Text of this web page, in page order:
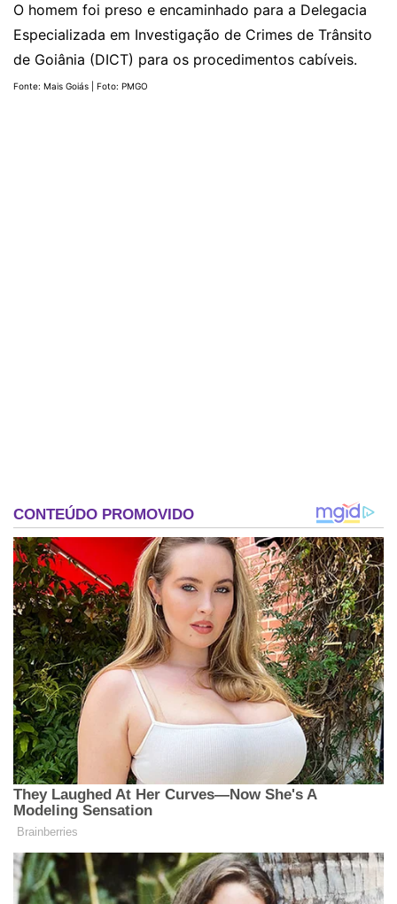
O homem foi preso e encaminhado para a Delegacia
Especializada em Investigação de Crimes de Trânsito
de Goiânia (DICT) para os procedimentos cabíveis.
Fonte: Mais Goiás | Foto: PMGO